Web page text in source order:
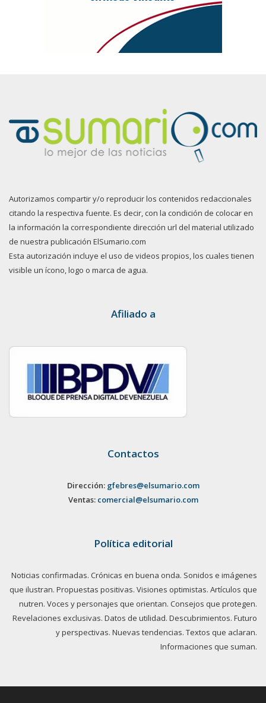
Autorizamos compartir y/o reproducir los contenidos redaccionales
citando la respectiva fuente. Es decir, con la condición de colocar en
la información la correspondiente dirección url del material utilizado
de nuestra publicación ElSumario.com
Esta autorización incluye el uso de videos propios, los cuales tienen
visible un ícono, logo o marca de agua.
Afiliado a
Contactos
Dirección: gfebres@elsumario.com
Ventas: comercial@elsumario.com
Política editorial
Noticias confirmadas. Crónicas en buena onda. Sonidos e imágenes
que ilustran. Propuestas positivas. Visiones optimistas. Artículos que
nutren. Voces y personajes que orientan. Consejos que protegen.
Revelaciones exclusivas. Datos de utilidad. Descubrimientos. Futuro
y perspectivas. Nuevas tendencias. Textos que aclaran.
Informaciones que suman.